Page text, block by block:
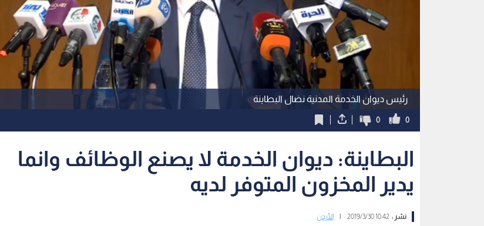
رئيس ديوان الخدمة المدنية نضال البطاينة
0
0
البطاينة: ديوان الخدمة لا يصنع الوظائف وانما
يدير المخزون المتوفر لديه
نشر :10:42 2019/3/30 الأردن